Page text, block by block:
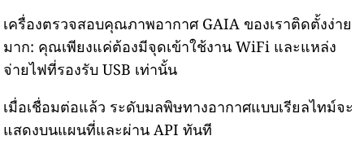
เครื่องตรวจสอบคุณภาพอากาศ GAIA ของเราติดตั้งง่าย
มาก: คุณเพียงแค่ต้องมีจุดเข้าใช้งาน WiFi และแหล่ง
จ่ายไฟที่รองรับ USB เท่านั้น
เมื่อเชื่อมต่อแล้ว ระดับมลพิษทางอากาศแบบเรียลไทม์จะ
แสดงบนแผนที่และผ่าน API ทันที